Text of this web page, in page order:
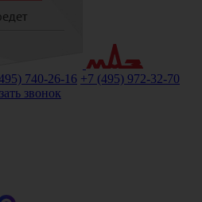
740-26-16 +7 (495) 972-32-70
звонок